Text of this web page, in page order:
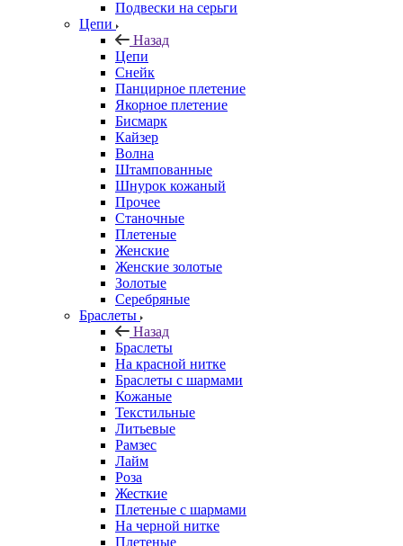
Подвески на серьги
Цепи
Назад
Цепи
Снейк
Панцирное плетение
Якорное плетение
Бисмарк
Кайзер
Волна
Штампованные
Шнурок кожаный
Прочее
Станочные
Плетеные
Женские
Женские золотые
Золотые
Серебряные
Браслеты
Назад
Браслеты
На красной нитке
Браслеты с шармами
Кожаные
Текстильные
Литьевые
Рамзес
Лайм
Роза
Жесткие
Плетеные с шармами
На черной нитке
Плетеные